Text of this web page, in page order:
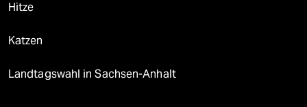
Hitze
Katzen
Landtagswahl in Sachsen-Anhalt